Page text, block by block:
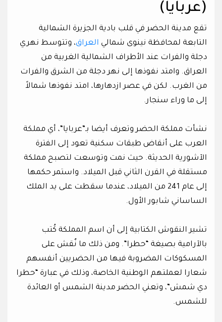
(عربايا)
تقع مدينة الحضر في قلب بادية الجزيرة الشمالية
التابعة لمحافظة نينوى شمالي العراق، وتتوسط نهري
دجلة والفرات عند الأطراف الشمالية الغربية من
العراق. وامتد نفوذها إلى نهر دجلة من الشرق والفرات
من الغرب. لكن في عصر ازدهارها، امتد نفوذها شمالاً
إلى ما وراء سنجار.
نشأت مملكة الحضر وتعرف أيضا بـ”عربايا”، أي مملكة
العرب على أنقاض طبقات سكنية تعود إلى الفترة
الآشورية الحديثة. حيث نمت وتوسعت لتصبح مملكة
مستقلة في القرن الثاني قبل الميلاد. واستمر حكمها
إلى عام 241 من الميلاد، عندما سقطت على يد الملك
الساساني شابور الأول.
تشير النقوش الكتابية إلى أن اسم المملكة كُتب
بالآرامية بصيغة “حطرا”. ومن ذلك ما نٌقش على
المسكوكات المضروبة فيها من الحضريين أنفسهم
شعارا لعملتهم الوطنية الخاصة، وذلك في عبارة “حطرا
دي شمش”، وتعني الحضر مدينة الشمس أو العائدة
للشمس.